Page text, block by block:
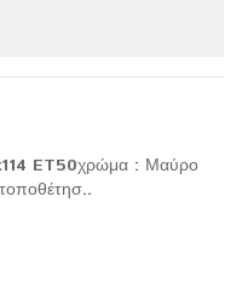
ET50χρώμα : Μαύρο